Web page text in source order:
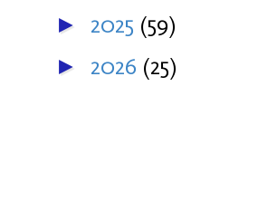
► 2025 (59)
► 2026 (25)